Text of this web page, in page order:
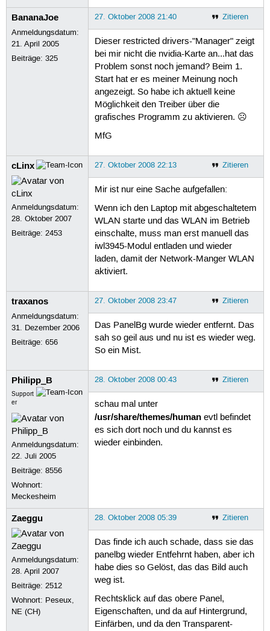
BananaJoe
Anmeldungsdatum:
21. April 2005
Beiträge:325
Zitieren
27. Oktober 2008 21:40
Dieser restricted drivers-"Manager" zeigt
bei mir nicht die nvidia-Karte an...hat das
Problem sonst noch jemand? Beim 1.
Start hat er es meiner Meinung noch
angezeigt. So habe ich aktuell keine
Möglichkeit den Treiber über die
grafisches Programm zu aktivieren. ☹
MfG
cLinx
Anmeldungsdatum:
28. Oktober 2007
Beiträge:2453
Zitieren
27. Oktober 2008 22:13
Mir ist nur eine Sache aufgefallen:
Wenn ich den Laptop mit abgeschaltetem
WLAN starte und das WLAN im Betrieb
einschalte, muss man erst manuell das
iwl3945-Modul entladen und wieder
laden, damit der Network-Manger WLAN
aktiviert.
traxanos
Anmeldungsdatum:
31. Dezember 2006
Beiträge:656
Zitieren
27. Oktober 2008 23:47
Das PanelBg wurde wieder entfernt. Das
sah so geil aus und nu ist es wieder weg.
So ein Mist.
Philipp_B
Support
er
Anmeldungsdatum:
22. Juli 2005
Beiträge:8556
Wohnort:
Meckesheim
Zitieren
28. Oktober 2008 00:43
schau mal unter
/usr/share/themes/humanevtl befindet
es sich dort noch und du kannst es
wieder einbinden.
Zaeggu
Anmeldungsdatum:
28. April 2007
Beiträge:2512
Wohnort: Peseux,
NE (CH)
Zitieren
28. Oktober 2008 05:39
Das finde ich auch schade, dass sie das
panelbg wieder Entfehrnt haben, aber ich
habe dies so Gelöst, das das Bild auch
weg ist.
Rechtsklick auf das obere Panel,
Eigenschaften, und da auf Hintergrund,
Einfärben, und da den Transparent-